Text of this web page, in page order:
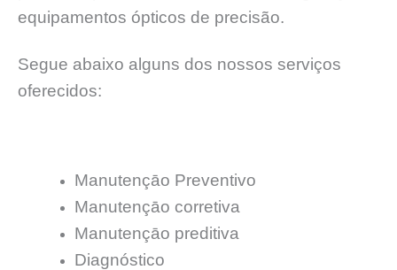
equipamentos ópticos de precisão.
Segue abaixo alguns dos nossos serviços
oferecidos:
Manutençāo Preventivo
Manutençāo corretiva
Manutençāo preditiva
Diagnóstico